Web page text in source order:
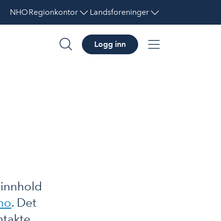
NHORegionkontor Landsforeninger
søk Logg inn meny
. Det